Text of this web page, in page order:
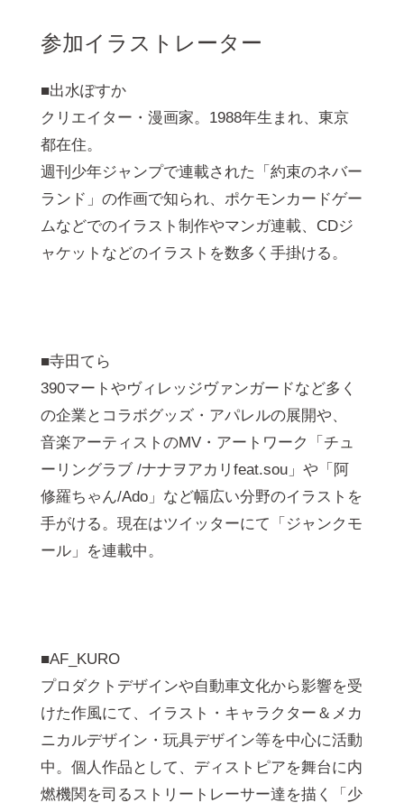
参加イラストレーター
■出水ぽすか
クリエイター・漫画家。1988年生まれ、東京
都在住。
週刊少年ジャンプで連載された「約束のネバー
ランド」の作画で知られ、ポケモンカードゲー
ムなどでのイラスト制作やマンガ連載、CDジ
ャケットなどのイラストを数多く手掛ける。
■寺田てら
390マートやヴィレッジヴァンガードなど多く
の企業とコラボグッズ・アパレルの展開や、
音楽アーティストのMV・アートワーク「チュ
ーリングラブ /ナナヲアカリfeat.sou」や「阿
修羅ちゃん/Ado」など幅広い分野のイラストを
手がける。現在はツイッターにて「ジャンクモ
ール」を連載中。
■AF_KURO
プロダクトデザインや自動車文化から影響を受
けた作風にて、イラスト・キャラクター＆メカ
ニカルデザイン・玩具デザイン等を中心に活動
中。個人作品として、ディストピアを舞台に内
燃機関を司るストリートレーサー達を描く「少